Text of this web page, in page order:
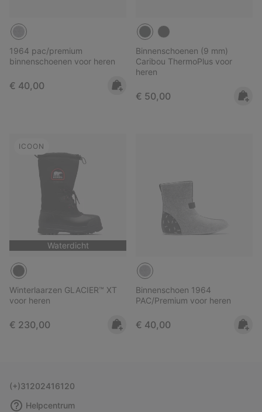
1964 pac/premium
binnenschoenen voor heren
Regular price:
€ 40,00
Binnenschoenen (9 mm)
Caribou ThermoPlus voor
heren
Regular price:
€ 50,00
ICOON
Waterdicht
Winterlaarzen GLACIER™ XT
voor heren
Regular price:
€ 230,00
Binnenschoen 1964
PAC/Premium voor heren
Regular price:
€ 40,00
(+)31202416120
Helpcentrum